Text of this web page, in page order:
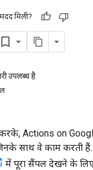
मिली?
उपलब्ध है
Actions on
साथ वे काम करती हैं.
में पूरा सैंपल देखने के